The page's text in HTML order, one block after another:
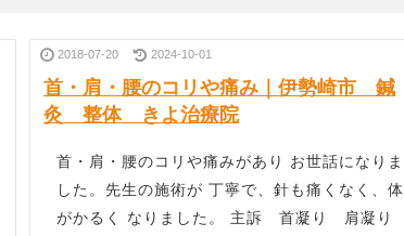
2018-07-20 2024-10-01
首・肩・腰のコリや痛み｜伊勢崎市 鍼
灸 整体 きよ治療院
首・肩・腰のコリや痛みがあり お世話になりま
した。先生の施術が 丁寧で、針も痛くなく、体
がかるく なりました。 主訴 首凝り 肩凝り